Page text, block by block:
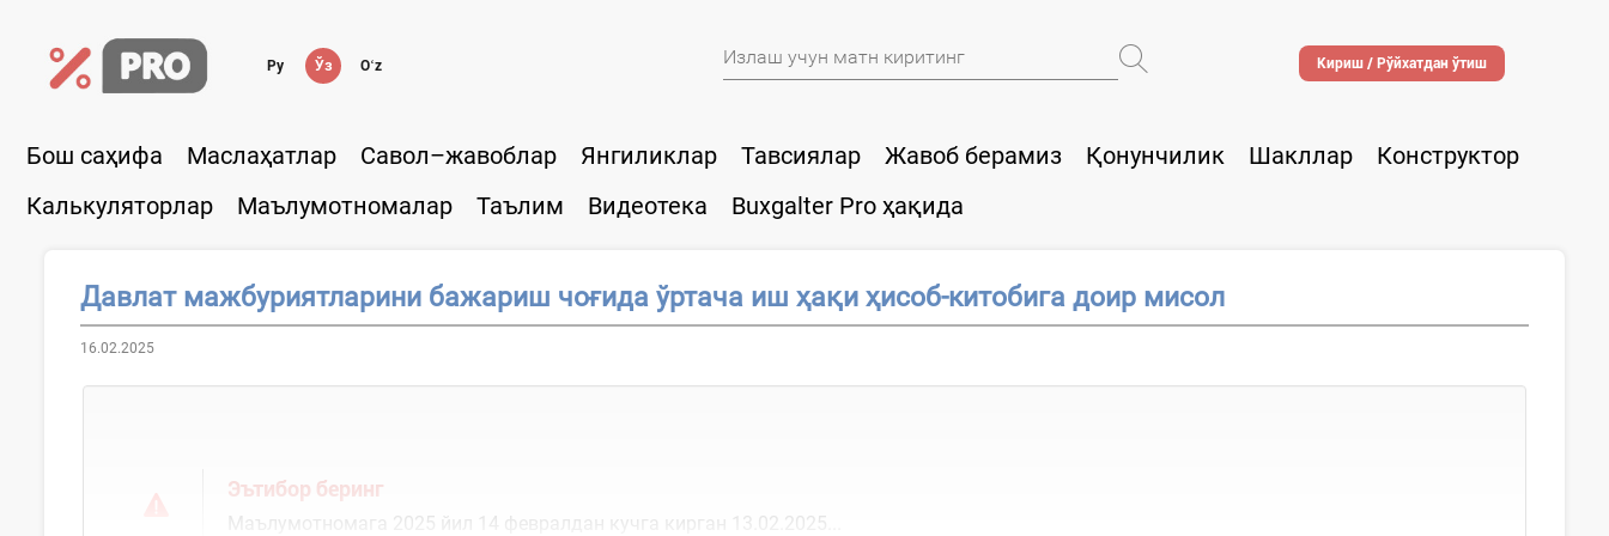
Ру Ўз Oʻz Кириш / Рўйхатдан ўтиш
Бош саҳифа Маслаҳатлар Савол–жавоблар Янгиликлар Тавсиялар Жавоб берамиз Қонунчилик Шакллар
Конструктор
Калькуляторлар
Маълумотномалар Таълим Видеотека Buxgalter Pro ҳақида
Давлат мажбуриятларини бажариш чоғида ўртача иш ҳақи ҳисоб-китобига доир мисол
16.02.2025
Эътибор беринг
Маълумотномага 2025 йил 14 февралдан кучга кирган 13.02.2025...